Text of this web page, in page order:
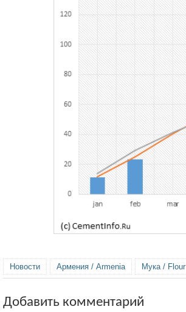
Новости Армения / Armenia Мука / Flour
Добавить комментарий